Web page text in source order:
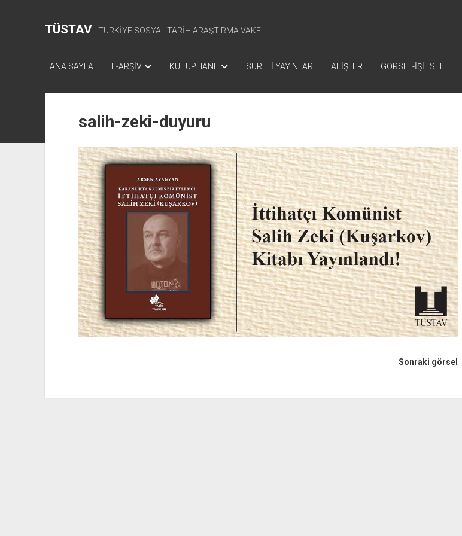
TÜSTAV TÜRKİYE SOSYAL TARİH ARAŞTIRMA VAKFI
ANA SAYFA E-ARŞİV KÜTÜPHANE SÜRELİ YAYINLAR AFİŞLER GÖRSEL-İŞİTSEL
salih-zeki-duyuru
Sonraki görsel